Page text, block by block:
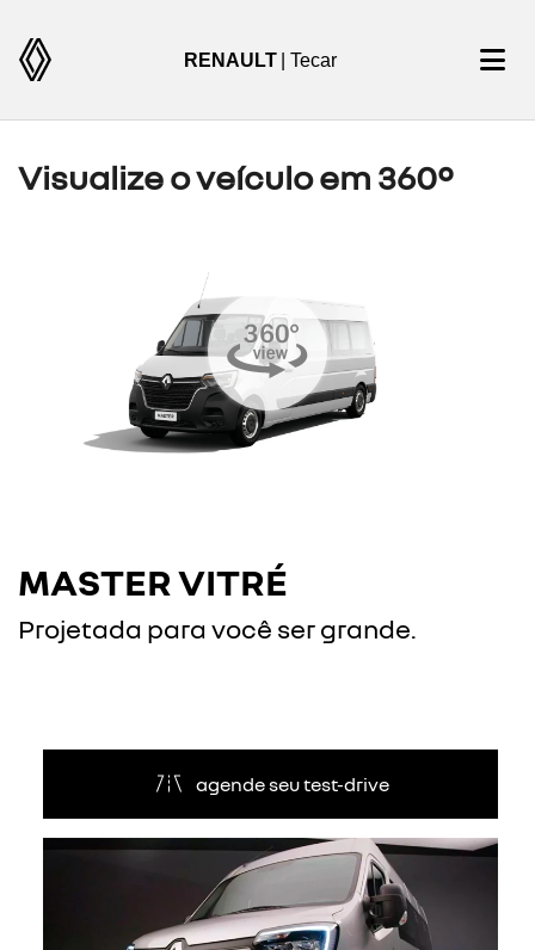
RENAULT | Tecar
Visualize o veículo em 360°
MASTER VITRÉ
Projetada para você ser grande.
agende seu test-drive